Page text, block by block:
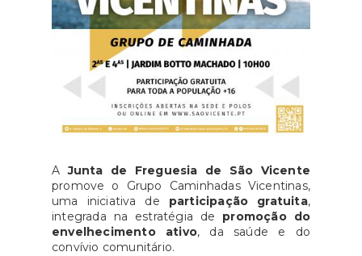
AJunta de Freguesia de São Vicente
promove o Grupo Caminhadas Vicentinas,
uma iniciativa de participação gratuita,
integrada na estratégia de promoção do
envelhecimento ativo, da saúde e do
convívio comunitário.